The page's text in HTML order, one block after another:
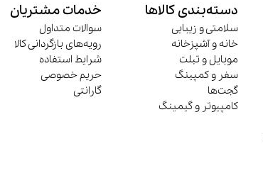
دسته‌بندی کالاها
سلامتی و زیبایی
خانه و آشپزخانه
موبایل و تبلت
سفر و کمپینگ
گجت‌ها
کامپیوتر و گیمینگ
خدمات مشتریان
سوالات متداول
رویه‌های بازگردانی کالا
شرایط استفاده
حریم خصوصی
گارانتی